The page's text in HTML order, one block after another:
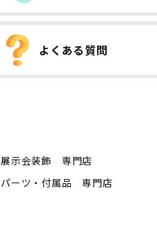
よくある質問
展示会装飾 専門店
パーツ・付属品 専門店